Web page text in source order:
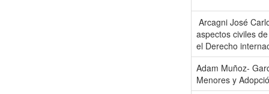
Arcagni José
aspectos civiles
el Derecho
Adam Muñoz-
Menores y